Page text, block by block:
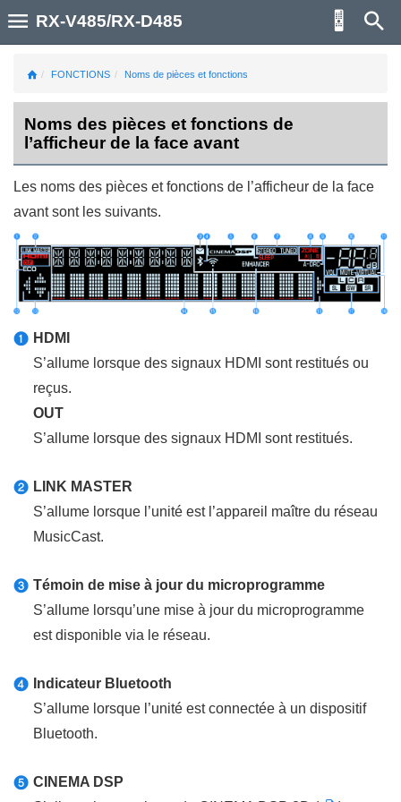
FONCTIONS Noms de pièces et fonctions
Noms des pièces et fonctions de
l’afficheur de la face avant
Les noms des pièces et fonctions de l’afficheur de la face
avant sont les suivants.
a HDMI
S’allume lorsque des signaux HDMI sont restitués ou
reçus.
OUT
S’allume lorsque des signaux HDMI sont restitués.
b LINK MASTER
S’allume lorsque l’unité est l’appareil maître du réseau
MusicCast.
c Témoin de mise à jour du microprogramme
S’allume lorsqu’une mise à jour du microprogramme
est disponible via le réseau.
d
Indicateur Bluetooth
S’allume lorsque l’unité est connectée à un dispositif
Bluetooth.
e CINEMA DSP
RX-V485/RX-D485